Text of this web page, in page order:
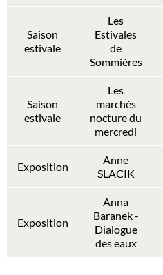
Saison
estivale
Les
Estivales
de
Sommières
Saison
estivale
Les
marchés
nocture du
mercredi
Exposition
Anne
SLACIK
Exposition
Anna
Baranek -
Dialogue
des eaux